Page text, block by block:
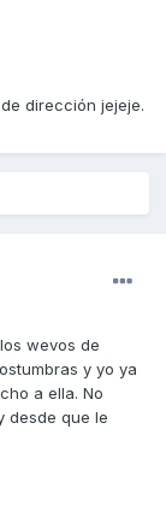
dirección jejeje.
wevos de
y yo ya
a ella. No
desde que le